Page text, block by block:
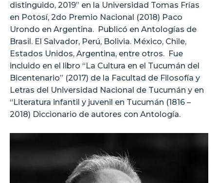
distinguido, 2019” en la Universidad Tomas Frías
en Potosí, 2do Premio Nacional (2018) Paco
Urondo en Argentina. Publicó en Antologías de
Brasil. El Salvador, Perú, Bolivia. México, Chile,
Estados Unidos, Argentina, entre otros. Fue
incluido en el libro “La Cultura en el Tucumán del
Bicentenario” (2017) de la Facultad de Filosofía y
Letras del Universidad Nacional de Tucumán y en
“Literatura infantil y juvenil en Tucumán (1816 –
2018) Diccionario de autores con Antología.